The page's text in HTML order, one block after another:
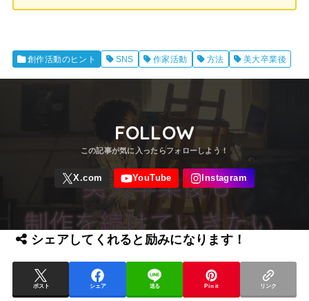
創作活動のヒント SNS 作家活動 方法 美大卒業後
FOLLOW
シェアしてくれると励みになります！
ポスト シェア 送る Pin it リンク